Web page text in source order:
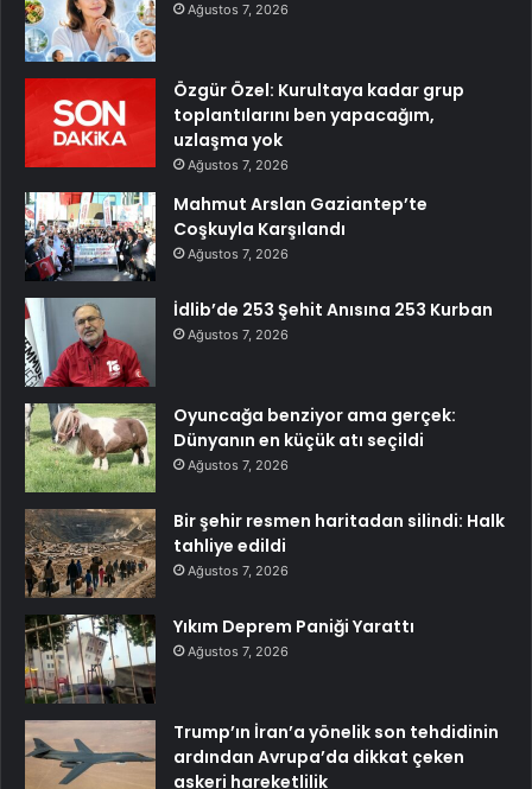
Ağustos 7, 2026
Özgür Özel: Kurultaya kadar grup
toplantılarını ben yapacağım,
uzlaşma yok
Ağustos 7, 2026
Mahmut Arslan Gaziantep’te
Coşkuyla Karşılandı
Ağustos 7, 2026
İdlib’de 253 Şehit Anısına 253 Kurban
Ağustos 7, 2026
Oyuncağa benziyor ama gerçek:
Dünyanın en küçük atı seçildi
Ağustos 7, 2026
Bir şehir resmen haritadan silindi: Halk
tahliye edildi
Ağustos 7, 2026
Yıkım Deprem Paniği Yarattı
Ağustos 7, 2026
Trump’ın İran’a yönelik son tehdidinin
ardından Avrupa’da dikkat çeken
askeri hareketlilik